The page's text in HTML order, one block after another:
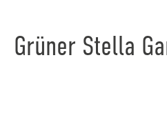
Grüner Stella